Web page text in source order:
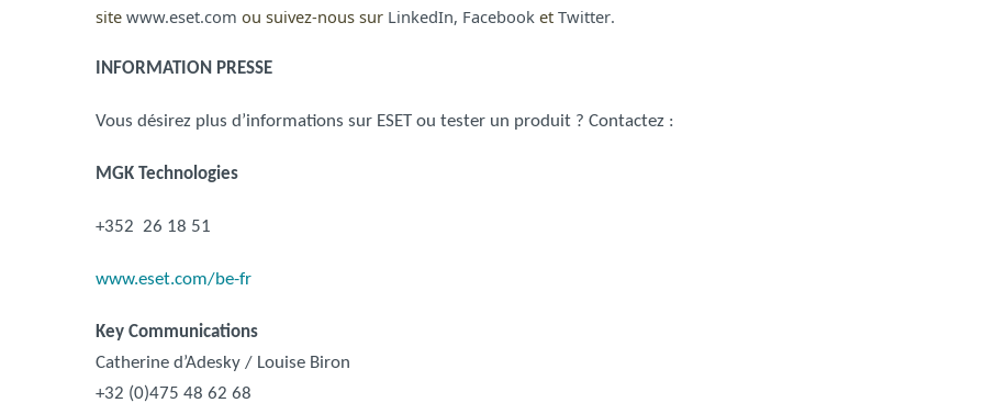
site www.eset.com ou suivez-nous sur LinkedIn, Facebook et Twitter.
INFORMATION PRESSE
Vous désirez plus d’informations sur ESET ou tester un produit ? Contactez :
MGK Technologies
+352 26 18 51
www.eset.com/be-fr
Key Communications
Catherine d’Adesky / Louise Biron
+32 (0)475 48 62 68